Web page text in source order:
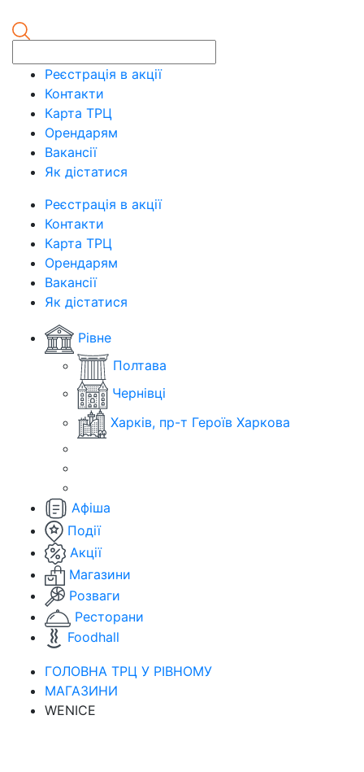
Реєстрація в акції
Контакти
Карта ТРЦ
Орендарям
Вакансії
Як дістатися
Реєстрація в акції
Контакти
Карта ТРЦ
Орендарям
Вакансії
Як дістатися
Рівне
Полтава
Чернівці
Харків, пр-т Героїв Харкова
Афіша
Події
Акції
Магазини
Розваги
Ресторани
Foodhall
ГОЛОВНА ТРЦ У РІВНОМУ
МАГАЗИНИ
WENICE